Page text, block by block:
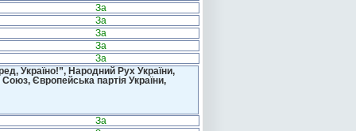
За
За
За
За
За
Україно!”, Народний Рух України,
Європейська партія України,
За